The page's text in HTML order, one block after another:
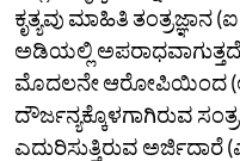
ಕೃತ್ಯವು ಮಾಹಿತಿ
ಅಡಿಯಲ್ಲಿ
ಮೊದಲನೇ ಆರೋಪಿಯಿಂದ
ದೌರ್ಜನ್ಯಕ್ಕೊಳಗಾಗಿರುವ
ಎದುರಿಸುತ್ತಿರುವ